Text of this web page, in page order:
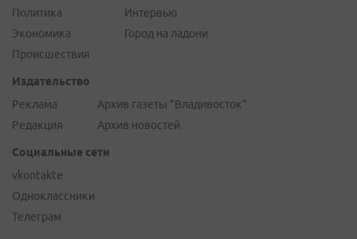
Политика
Экономика
Происшествия
Интервью
Город на ладони
Издательство
Реклама
Редакция
Архив газеты "Владивосток"
Архив новостей
Социальные сети
vkontakte
Одноклассники
Телеграм